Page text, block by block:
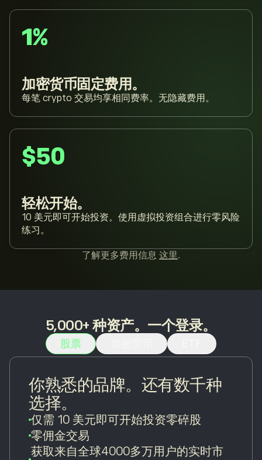
1%
加密货币固定费用。
每笔 crypto 交易均享相同费率。无隐藏费用。
$50
轻松开始。
10 美元即可开始投资。使用虚拟投资组合进行零风险
练习。
了解更多费用信息 这里.
5,000+ 种资产。一个登录。
股票
你熟悉的品牌。还有数千种
选择。
仅需 10 美元即可开始投资零碎股
零佣金交易
获取来自全球4000多万用户的实时市